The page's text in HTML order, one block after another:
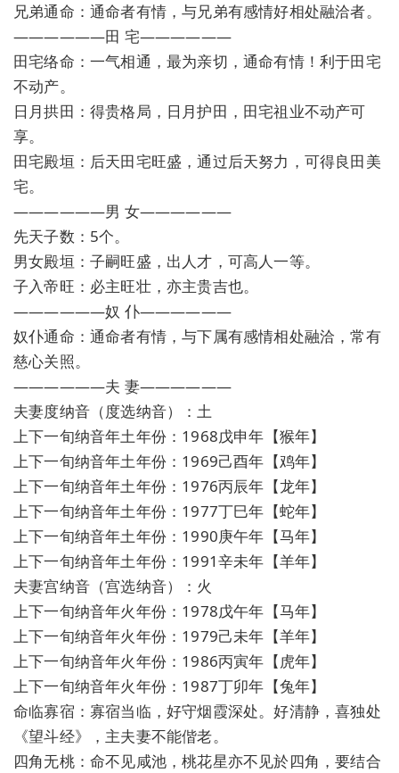
兄弟通命：通命者有情，与兄弟有感情好相处融洽者。
——————田 宅——————
田宅络命：一气相通，最为亲切，通命有情！利于田宅
不动产。
日月拱田：得贵格局，日月护田，田宅祖业不动产可
享。
田宅殿垣：后天田宅旺盛，通过后天努力，可得良田美
宅。
——————男 女——————
先天子数：5个。
男女殿垣：子嗣旺盛，出人才，可高人一等。
子入帝旺：必主旺壮，亦主贵吉也。
——————奴 仆——————
奴仆通命：通命者有情，与下属有感情相处融洽，常有
慈心关照。
——————夫 妻——————
夫妻度纳音（度选纳音）：土
上下一旬纳音年土年份：1968戊申年【猴年】
上下一旬纳音年土年份：1969己酉年【鸡年】
上下一旬纳音年土年份：1976丙辰年【龙年】
上下一旬纳音年土年份：1977丁巳年【蛇年】
上下一旬纳音年土年份：1990庚午年【马年】
上下一旬纳音年土年份：1991辛未年【羊年】
夫妻宫纳音（宫选纳音）：火
上下一旬纳音年火年份：1978戊午年【马年】
上下一旬纳音年火年份：1979己未年【羊年】
上下一旬纳音年火年份：1986丙寅年【虎年】
上下一旬纳音年火年份：1987丁卯年【兔年】
命临寡宿：寡宿当临，好守烟霞深处。好清静，喜独处
《望斗经》，主夫妻不能偕老。
四角无桃：命不见咸池，桃花星亦不见於四角，要结合